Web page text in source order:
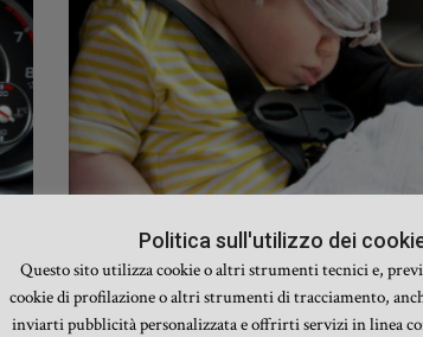
Seggiolini salva-bebè: tutto
che c’è da sapere
Politica sull'utilizzo dei
Questo sito utilizza cookie o altri strumenti tecnici e,
cookie di profilazione o altri strumenti di tracciamento,
inviarti pubblicità personalizzata e offrirti servizi in linea